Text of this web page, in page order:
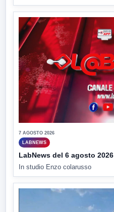
7 AGOSTO 2026
LABNEWS
LabNews del 6 agosto 2026
In studio Enzo colarusso